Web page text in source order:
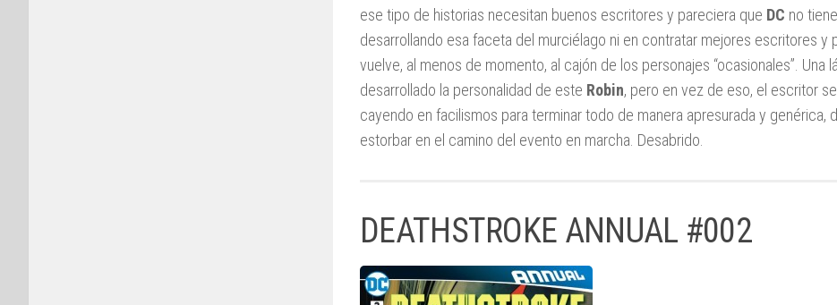
ese tipo de historias necesitan buenos escritores y pareciera que DC no
desarrollando esa faceta del murciélago ni en contratar mejores escritores y
vuelve, al menos de momento, al cajón de los personajes “ocasionales”. Una
desarrollado la personalidad de este Robin, pero en vez de eso, el escritor
cayendo en facilismos para terminar todo de manera apresurada y genérica,
estorbar en el camino del evento en marcha. Desabrido.
DEATHSTROKE ANNUAL #002